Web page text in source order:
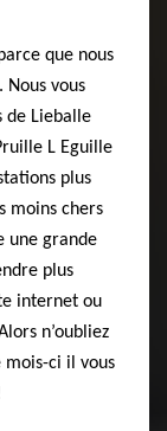
que nous
vous
de Lieballe
L Eguille
plus
moins chers
une grande
plus
internet ou
n’oubliez
mois-ci il vous